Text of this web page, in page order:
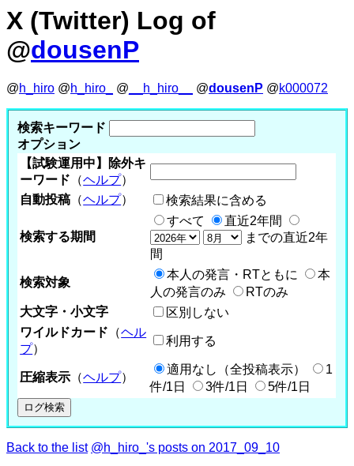
X (Twitter) Log of
@dousenP
@h_hiro @h_hiro_ @ __h_hiro__ @dousenP @k000072
検索キーワード
オプション
【試験運用中】除外キ
ーワード （ヘルプ）
自動投稿 （ヘルプ） 検索結果に含める
検索する期間
すべて
直近2年間
までの直近2年
間
検索対象
本人の発言・RTともに
本
人の発言のみ
RTのみ
大文字・小文字
区別しない
ワイルドカード （ヘル
プ）
利用する
圧縮表示 （ヘルプ）
適用なし（全投稿表示）
1
件/1日
3件/1日 5件/1日
Back to the list @h_hiro_'s posts on 2017_09_10